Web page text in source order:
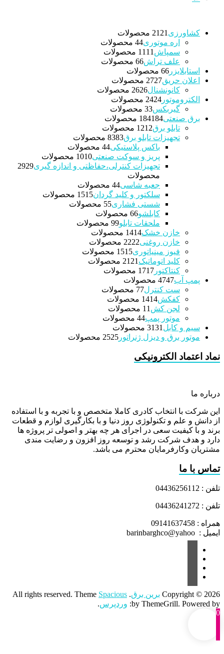
کشاورزی 2121 محصولات
اره موتوری 44 محصولات
سمپاش
1111 محصولات
علف تراش 66 محصولات
استابلایزر
66 محصولات
اعلان حریق
2727 محصولات
کانونشنال
2626 محصولات
الکتروموتور
2424 محصولات
گیربکس 33 محصولات
برق صنعتی
184184 محصولات
تابلو برق
1212 محصولات
تجهیزات تابلو برق
8383 محصولات
باکس پلاستیکی 44 محصولات
پریز و سوکت صنعتی
1010 محصولات
تجهیزات کنترلی،حفاظتی و اندازه گیری
2929
محصولات
جعبه شاسی 44 محصولات
سلکتور و کلید گردان
1515 محصولات
شستی فشاری 55 محصولات
کابلشو 66 محصولات
ملحقات تابلو 99 محصولات
خازن خشک
1414 محصولات
خازن روغنی
2222 محصولات
فیوز مینیاتوری
1515 محصولات
کلید اتوماتیک
2121 محصولات
کنتاکتور
1717 محصولات
پمپ آب
4747 محصولات
ست کنترل 77 محصولات
کفکش
1414 محصولات
لجن کش 11 محصولات
موتور پمپ 44 محصولات
سیم و کابل
3131 محصولات
موتور برق و دیزل ژنراتور
2525 محصولات
نماد اعتماد الکترونیکی
درباره ما
این شرکت با انتخاب کادری کاملا متخصص و با تجربه و با استفاده
از دانش و علم و تکنولوژی روز دنیا و با بکارگیری لوازم و قطعات
برند و با کیفیت سعی در اجرای هر چه بهتر و اصولی تر پروژه ها
دارد و هدف شرکت رشد و توسعه روز افزون و رضایت مندی
مشتریان وکارفرمایان محترم می باشد.
تماس با ما
تلفن : 04436256112
تلفن : 04436241272
همراه : 09141637458
ایمیل : barinbarghco@yahoo
Copyright © 2026 برین برق. All rights reserved. Theme
Spacious
by ThemeGrill. Powered by: وردپرس.
0